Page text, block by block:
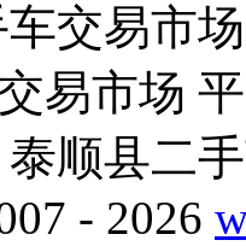
交易市
易市场
顺县二
- 2026